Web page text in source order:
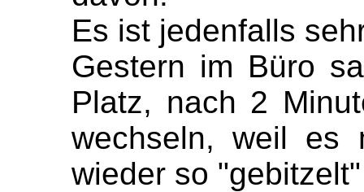
Es ist jedenfalls
Gestern im Büro
Platz, nach 2
wechseln, weil es
wieder so